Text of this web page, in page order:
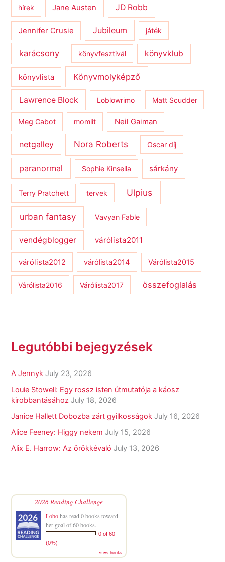
hírek Jane Austen JD Robb
Jennifer Crusie Jubileum játék
karácsony könyvfesztivál könyvklub
könyvlista Könyvmolyképző
Lawrence Block Loblowrimo Matt Scudder
Meg Cabot momlit Neil Gaiman
netgalley Nora Roberts Oscar díj
paranormal Sophie Kinsella sárkány
Terry Pratchett tervek Ulpius
urban fantasy Vavyan Fable
vendégblogger várólista2011
várólista2012 várólista2014 Várólista2015
Várólista2016 Várólista2017 összefoglalás
Legutóbbi bejegyzések
A Jennyk July 23, 2026
Louie Stowell: Egy ​rossz isten útmutatója a káosz
kirobbantásához July 18, 2026
Janice Hallett Dobozba zárt gyilkosságok July 16, 2026
Alice Feeney: Higgy nekem July 15, 2026
Alix E. Harrow: Az örökkévaló July 13, 2026
2026 Reading Challenge
Lobohas read 0 books toward
her goal of 60 books.
0 of 60
(0%)
view books